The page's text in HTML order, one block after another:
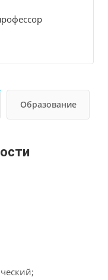
Образование